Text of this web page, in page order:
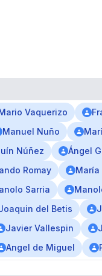
Vaquerizo
Manuel Nuño
Núñez Ángel
Romay María
Sarria
del Betis
Javier Vallespin
Angel de Miguel